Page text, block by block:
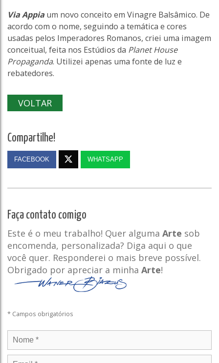
Via Appia um novo conceito em Vinagre Balsâmico. De
acordo com o nome, seguindo a temática e cores
usadas pelos Imperadores Romanos, criei uma imagem
conceitual, feita nos Estúdios da Planet House
Propaganda. Utilizei apenas uma fonte de luz e
rebatedores.
VOLTAR
Compartilhe!
FACEBOOK WHATSAPP
Faça contato comigo
Este é o meu trabalho! Quer alguma Arte sob
encomenda, personalizada? Diga aqui o que
você quer. Responderei o mais breve possível.
Obrigado por apreciar a minha Arte!
* Campos obrigatórios